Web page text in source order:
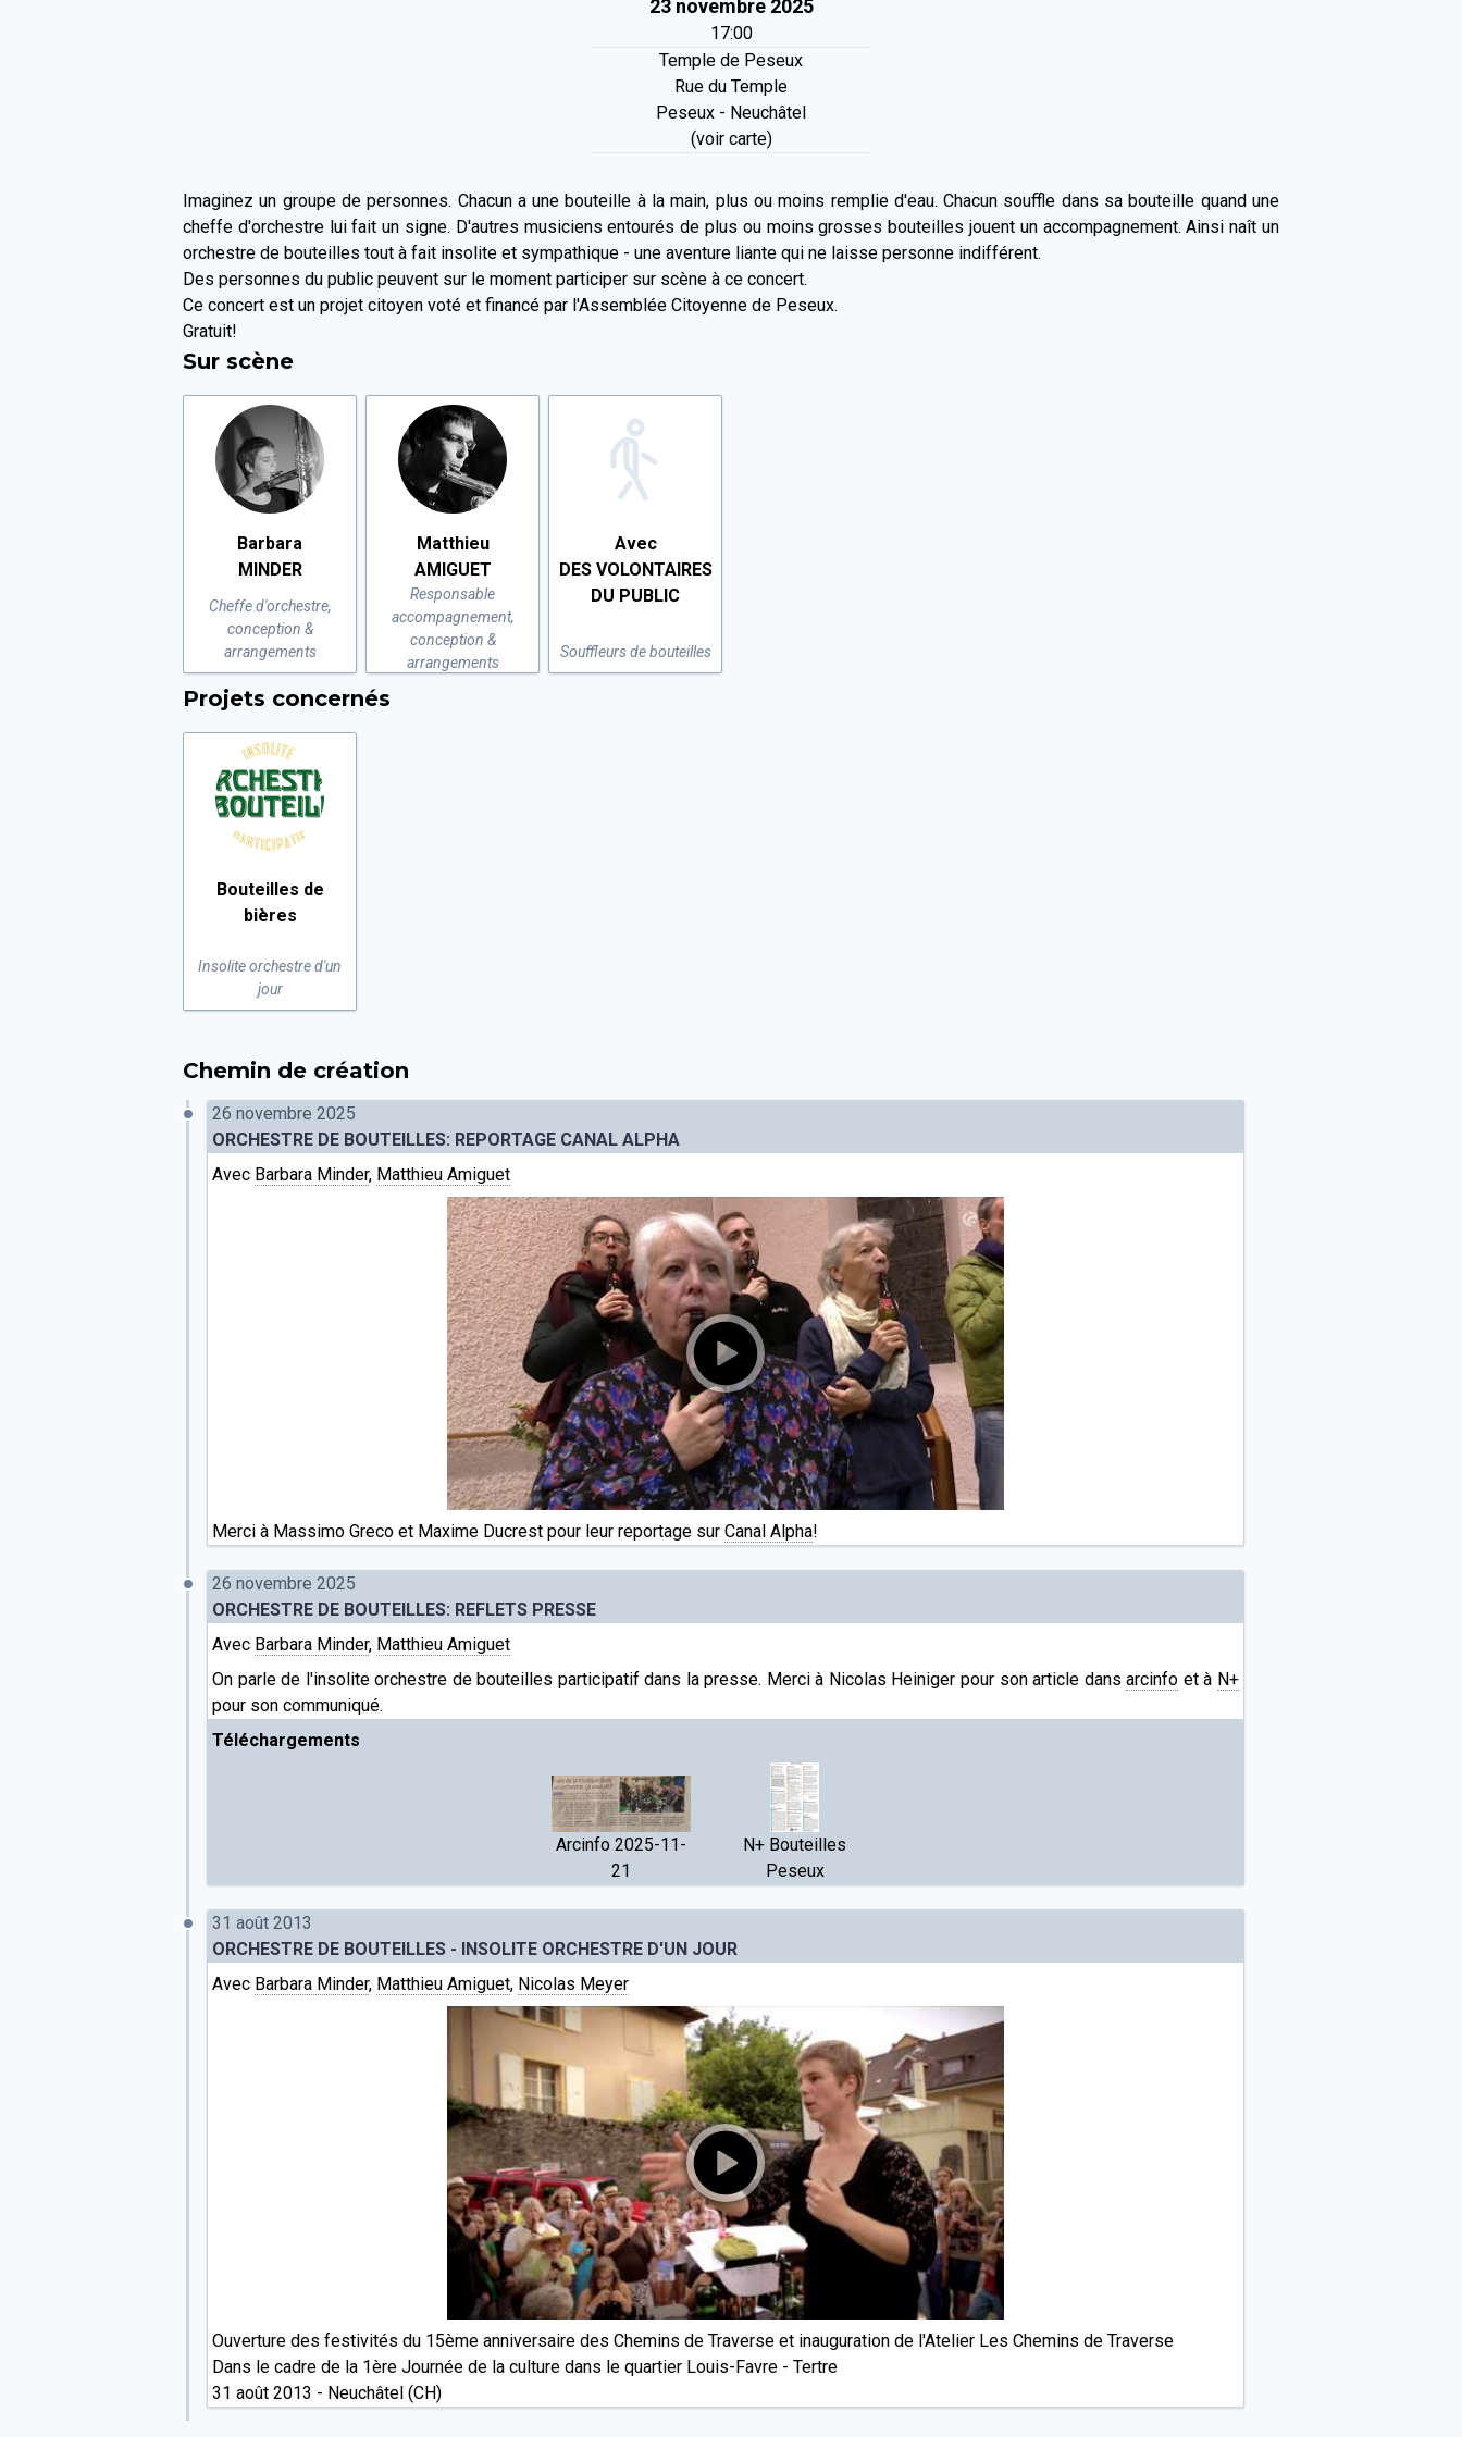
23 novembre 2025
17:00
Temple de Peseux
Rue du Temple
Peseux - Neuchâtel
(voir carte)
Imaginez un groupe de personnes. Chacun a une bouteille à la main, plus ou moins remplie d'eau. Chacun souffle dans sa bouteille quand une
cheffe d'orchestre lui fait un signe. D'autres musiciens entourés de plus ou moins grosses bouteilles jouent un accompagnement. Ainsi naît un
orchestre de bouteilles tout à fait insolite et sympathique - une aventure liante qui ne laisse personne indifférent.
Des personnes du public peuvent sur le moment participer sur scène à ce concert.
Ce concert est un projet citoyen voté et financé par l'Assemblée Citoyenne de Peseux.
Gratuit!
Sur scène
Barbara
MINDER
Cheffe d'orchestre,
conception &
arrangements
Matthieu
AMIGUET
Responsable
accompagnement,
conception &
arrangements
Avec
DES VOLONTAIRES
DU PUBLIC
Souffleurs de bouteilles
Projets concernés
Bouteilles de
bières
Insolite orchestre d'un
jour
Chemin de création
26 novembre 2025
ORCHESTRE DE BOUTEILLES: REPORTAGE CANAL ALPHA
Avec Barbara Minder, Matthieu Amiguet
Merci à Massimo Greco et Maxime Ducrest pour leur reportage sur Canal Alpha!
26 novembre 2025
ORCHESTRE DE BOUTEILLES: REFLETS PRESSE
Avec Barbara Minder, Matthieu Amiguet
On parle de l'insolite orchestre de bouteilles participatif dans la presse. Merci à Nicolas Heiniger pour son article dansarcinfo et à N+
pour son communiqué.
Téléchargements
Arcinfo 2025-11-
21
N+ Bouteilles
Peseux
31 août 2013
ORCHESTRE DE BOUTEILLES - INSOLITE ORCHESTRE D'UN JOUR
Avec Barbara Minder, Matthieu Amiguet, Nicolas Meyer
Ouverture des festivités du 15ème anniversaire des Chemins de Traverse et inauguration de l'Atelier Les Chemins de Traverse
Dans le cadre de la 1ère Journée de la culture dans le quartier Louis-Favre - Tertre
31 août 2013 - Neuchâtel (CH)